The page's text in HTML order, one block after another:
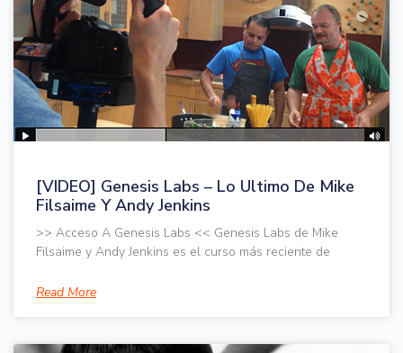
[VIDEO] Genesis Labs – Lo Ultimo De Mike
Filsaime Y Andy Jenkins
>> Acceso A Genesis Labs << Genesis Labs de Mike
Filsaime y Andy Jenkins es el curso más reciente de
Read More